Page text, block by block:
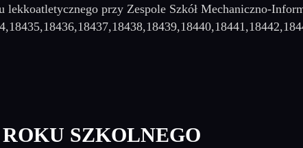
lekkoatletycznego przy Zespole Szkół Mechaniczno-
SZKOLNEGO